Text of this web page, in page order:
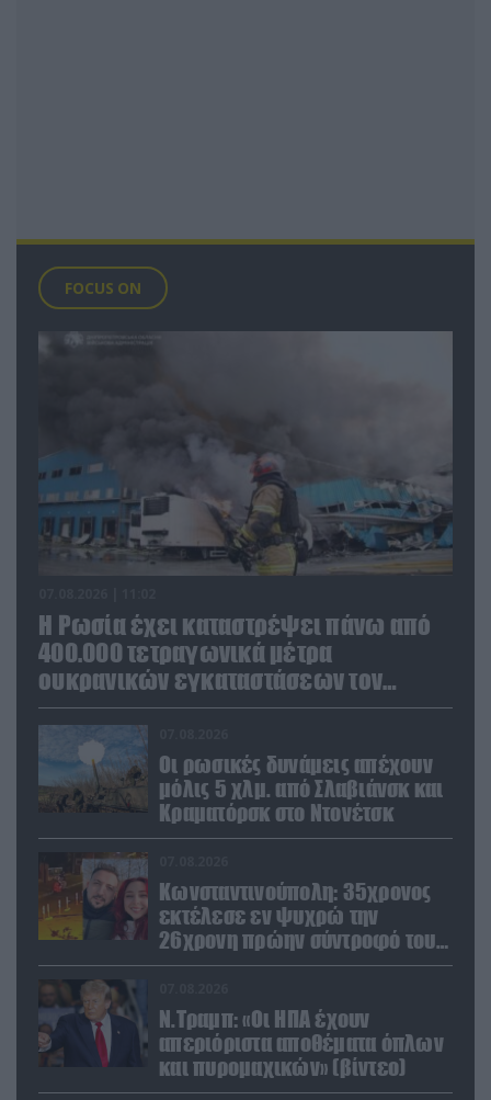
FOCUS ON
Η Ρωσία έχει καταστρέψει πάνω από
400.000 τετραγωνικά μέτρα
ουκρανικών εγκαταστάσεων τον
Ιούλιο
Οι ρωσικές δυνάμεις απέχουν
μόλις 5 χλμ. από Σλαβιάνσκ και
Κραματόρσκ στο Ντονέτσκ
Κωνσταντινούπολη: 35χρονος
εκτέλεσε εν ψυχρώ την
26χρονη πρώην σύντροφό του
έξω από φαρμακείο (βίντεο)
Ν.Τραμπ: «Οι ΗΠΑ έχουν
απεριόριστα αποθέματα όπλων
και πυρομαχικών» (βίντεο)